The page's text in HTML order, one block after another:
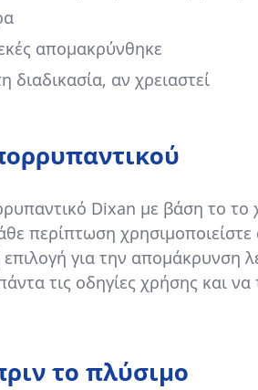
απομακρύνθηκε
διαδικασία, αν χρειαστεί
Dixan με βάση το το
περίπτωση
επιλογή για την απομάκρυνση
τις οδηγίες χρήσης και να
το πλύσιμο